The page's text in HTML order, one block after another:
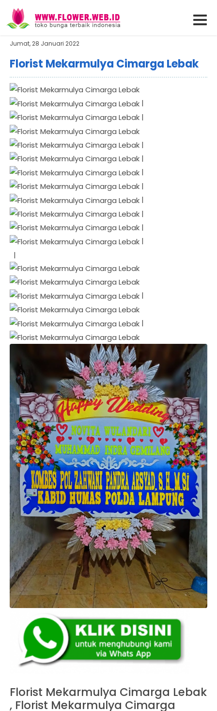
Jumat, 28 Januari 2022
Florist Mekarmulya Cimarga Lebak
|
|
|
|
|
|
|
|
|
|
|
|
|
Florist Mekarmulya Cimarga Lebak
, Florist Mekarmulya Cimarga